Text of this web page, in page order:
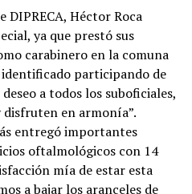
Héctor Roca
ya que prestó sus
carabinero en la comuna
participando de
a todos los suboficiales,
en armonía”.
entregó importantes
oftalmológicos con 14
mía de estar esta
a bajar los aranceles de